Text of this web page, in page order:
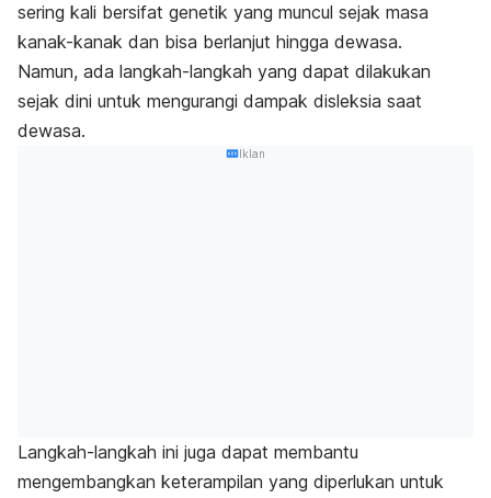
sering kali bersifat genetik yang muncul sejak masa
kanak-kanak dan bisa berlanjut hingga dewasa.
Namun, ada langkah-langkah yang dapat dilakukan
sejak dini untuk mengurangi dampak disleksia saat
dewasa.
Iklan
Langkah-langkah ini juga dapat membantu
mengembangkan keterampilan yang diperlukan untuk